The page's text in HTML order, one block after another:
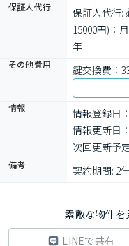
保証人代行
保証人代行:
15000円)：
年
その他費用 鍵交換費：
情報
情報登録日
情報更新日
次回更新予
備考 契約期間: 2
素敵な物件を
LINEで共有